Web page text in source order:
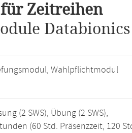
Zeitreihen
Wahlpflichtmodul
(2 SWS), Übung (2 SWS),
(60 Std. Präsenzzeit, 120